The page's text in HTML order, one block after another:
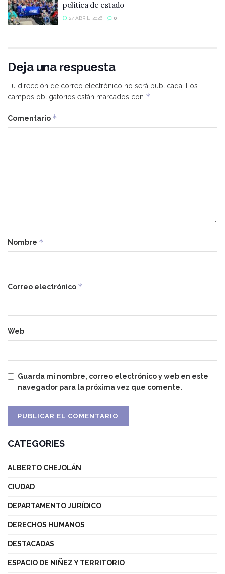
política de estado
27 ABRIL, 2026 0
Deja una respuesta
Tu dirección de correo electrónico no será publicada.
Los
campos obligatorios están marcados con *
Comentario *
Nombre *
Correo electrónico *
Web
Guarda mi nombre, correo electrónico y web en este
navegador para la próxima vez que comente.
CATEGORIES
ALBERTO CHEJOLÁN
CIUDAD
DEPARTAMENTO JURÍDICO
DERECHOS HUMANOS
DESTACADAS
ESPACIO DE NIÑEZ Y TERRITORIO